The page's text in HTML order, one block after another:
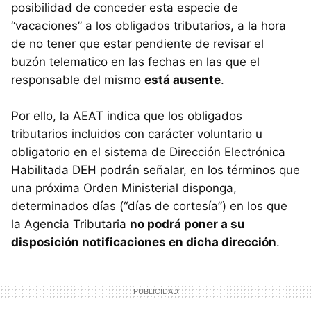
posibilidad de conceder esta especie de
“vacaciones” a los obligados tributarios, a la hora
de no tener que estar pendiente de revisar el
buzón telematico en las fechas en las que el
responsable del mismo está ausente.
Por ello, la AEAT indica que los obligados
tributarios incluidos con carácter voluntario u
obligatorio en el sistema de Dirección Electrónica
Habilitada DEH podrán señalar, en los términos que
una próxima Orden Ministerial disponga,
determinados días (“días de cortesía”) en los que
la Agencia Tributaria no podrá poner a su
disposición notificaciones en dicha dirección.